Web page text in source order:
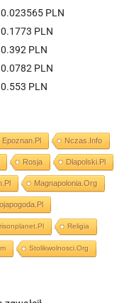
0.023565 PLN
0.1773 PLN
0.392 PLN
0.0782 PLN
0.553 PLN
Epoznan.pl Nczas.info
Rosja Dlapolski.pl
Magnapolonia.org
Religia
Stolikwolnosci.org